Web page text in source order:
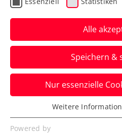
Ladies in
Gelungener
Das virtuelle Meeting
Programms wurde
Schiedsrichterin
und Projektinitiatorin
besucht.
Verfasst von: Eva Rungaldier /
Alle
Speichern &
Nur essenzielle
Essenziell
Essenzielle Cookies werden
Weitere
Powered by